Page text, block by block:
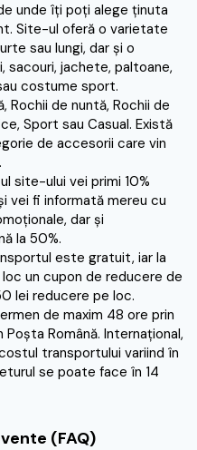
unde îţi poţi alege ţinuta
Site-ul oferă o varietate
sau lungi, dar şi o
sacouri, jachete, paltoane,
costume sport.
Rochii de nuntă, Rochii de
Sport sau Casual. Există
de accesorii care vin
site-ului vei primi 10%
vei fi informată mereu cu
dar şi
la 50%.
este gratuit, iar la
un cupon de reducere de
lei reducere pe loc.
de maxim 48 ore prin
Română. Internaţional,
transportului variind în
se poate face în 14
(FAQ)